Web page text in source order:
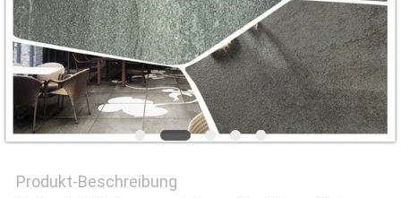
Produkt-Beschreibung